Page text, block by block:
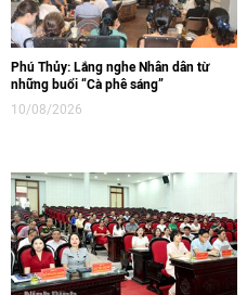
Phú Thủy: Lắng nghe Nhân dân từ
những buổi “Cà phê sáng”
10/08/2026